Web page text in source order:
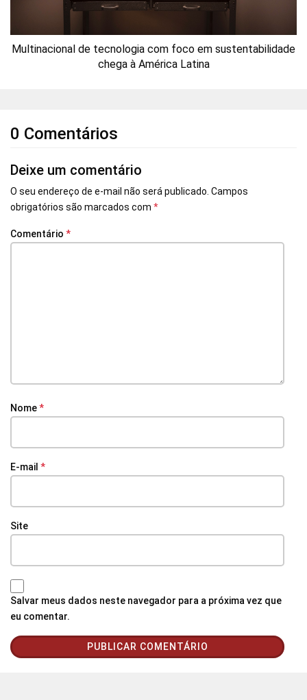
Multinacional de tecnologia com foco em sustentabilidade
chega à América Latina
0 Comentários
Deixe um comentário
O seu endereço de e-mail não será publicado. Campos
obrigatórios são marcados com *
Comentário *
Nome*
E-mail *
Site
Salvar meus dados neste navegador para a próxima vez que
eu comentar.